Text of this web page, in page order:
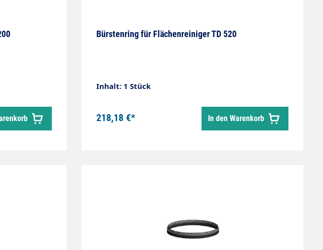
Bürstenring für Flächenreiniger TD 520
Inhalt: 1 Stück
218,18 €* In den Warenkorb